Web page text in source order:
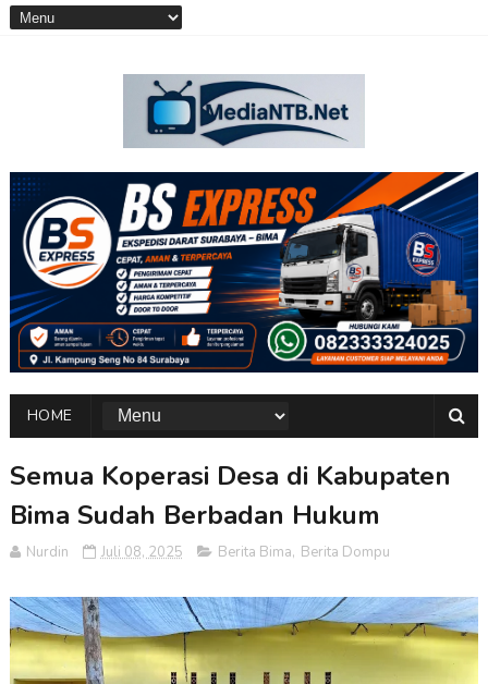
HOME
Semua Koperasi Desa di Kabupaten
Bima Sudah Berbadan Hukum
Nurdin Juli 08, 2025 Berita Bima, Berita Dompu